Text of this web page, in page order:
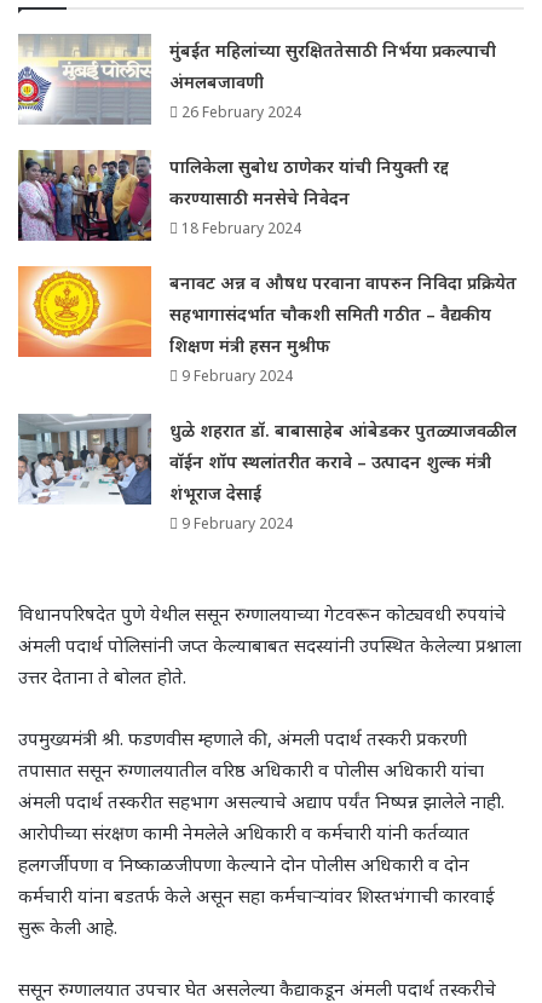
मुंबईत महिलांच्या सुरक्षिततेसाठी निर्भया प्रकल्पाची
अंमलबजावणी
26 February 2024
पालिकेला सुबोध ठाणेकर यांची नियुक्ती रद्द
करण्यासाठी मनसेचे निवेदन
18 February 2024
बनावट अन्न व औषध परवाना वापरुन निविदा प्रक्रियेत
सहभागासंदर्भात चौकशी समिती गठीत – वैद्यकीय
शिक्षण मंत्री हसन मुश्रीफ
9 February 2024
धुळे शहरात डॉ. बाबासाहेब आंबेडकर पुतळ्याजवळील
वॉईन शॉप स्थलांतरीत करावे – उत्पादन शुल्क मंत्री
शंभूराज देसाई
9 February 2024
विधानपरिषदेत पुणे येथील ससून रुग्णालयाच्या गेटवरून कोट्यवधी रुपयांचे
अंमली पदार्थ पोलिसांनी जप्त केल्याबाबत सदस्यांनी उपस्थित केलेल्या प्रश्नाला
उत्तर देताना ते बोलत होते.
उपमुख्यमंत्री श्री. फडणवीस म्हणाले की, अंमली पदार्थ तस्करी प्रकरणी
तपासात ससून रुग्णालयातील वरिष्ठ अधिकारी व पोलीस अधिकारी यांचा
अंमली पदार्थ तस्करीत सहभाग असल्याचे अद्याप पर्यंत निष्पन्न झालेले नाही.
आरोपीच्या संरक्षण कामी नेमलेले अधिकारी व कर्मचारी यांनी कर्तव्यात
हलगर्जीपणा व निष्काळजीपणा केल्याने दोन पोलीस अधिकारी व दोन
कर्मचारी यांना बडतर्फ केले असून सहा कर्मचाऱ्यांवर शिस्तभंगाची कारवाई
सुरू केली आहे.
ससून रुग्णालयात उपचार घेत असलेल्या कैद्याकडून अंमली पदार्थ तस्करीचे